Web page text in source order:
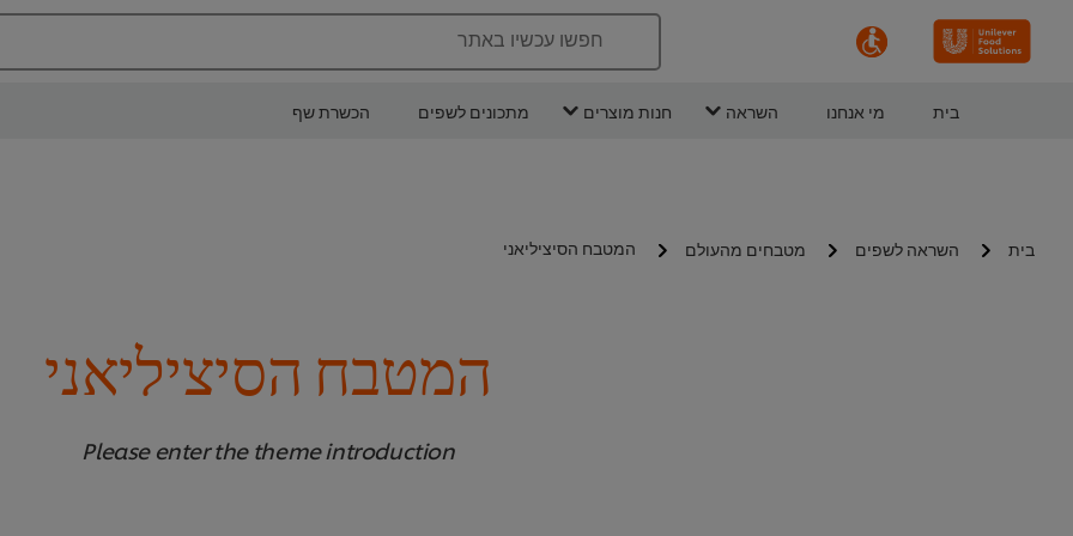
חפשו עכשיו באתר
בית מי אנחנו השראה חנות מוצרים מתכונים לשפים הכשרת שף
בית השראה לשפים מטבחים מהעולם המטבח הסיציליאני
המטבח הסיציליאני
Please enter the theme introduction